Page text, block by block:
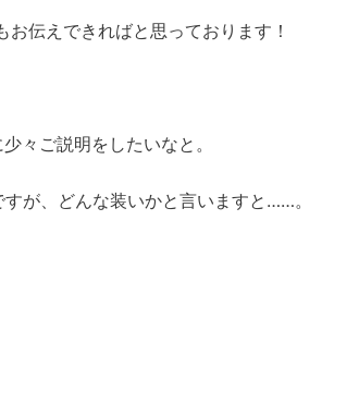
伝えできればと思っております！
々ご説明をしたいなと。
が、どんな装いかと言いますと……。